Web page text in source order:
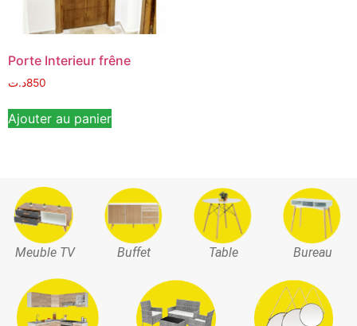
Porte Interieur frêne
850د.ت
Ajouter au panier
Meuble TV Buffet Table Bureau